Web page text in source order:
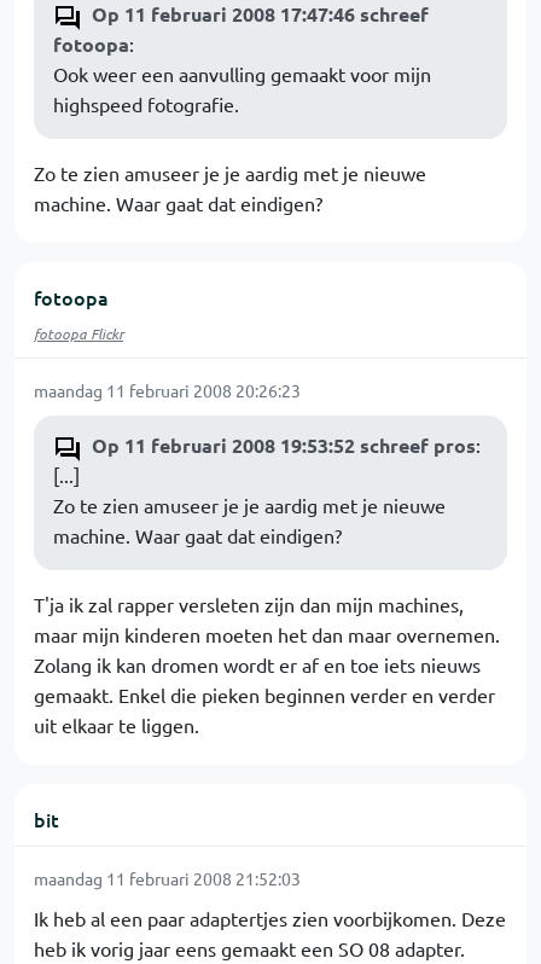
Op 11 februari 2008 17:47:46 schreef
fotoopa:
Ook weer een aanvulling gemaakt voor mijn
highspeed fotografie.
Zo te zien amuseer je je aardig met je nieuwe
machine. Waar gaat dat eindigen?
fotoopa
fotoopa Flickr
maandag 11 februari 2008 20:26:23
Op 11 februari 2008 19:53:52 schreef pros:
[...]
Zo te zien amuseer je je aardig met je nieuwe
machine. Waar gaat dat eindigen?
T'ja ik zal rapper versleten zijn dan mijn machines,
maar mijn kinderen moeten het dan maar overnemen.
Zolang ik kan dromen wordt er af en toe iets nieuws
gemaakt. Enkel die pieken beginnen verder en verder
uit elkaar te liggen.
bit
maandag 11 februari 2008 21:52:03
Ik heb al een paar adaptertjes zien voorbijkomen. Deze
heb ik vorig jaar eens gemaakt een SO 08 adapter.